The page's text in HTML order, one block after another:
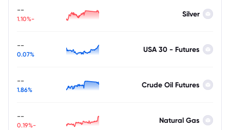
Silver
--
-1.10%
USA 30 - Futures
--
0.07%
Crude Oil Futures
--
1.86%
Natural Gas
--
-0.19%